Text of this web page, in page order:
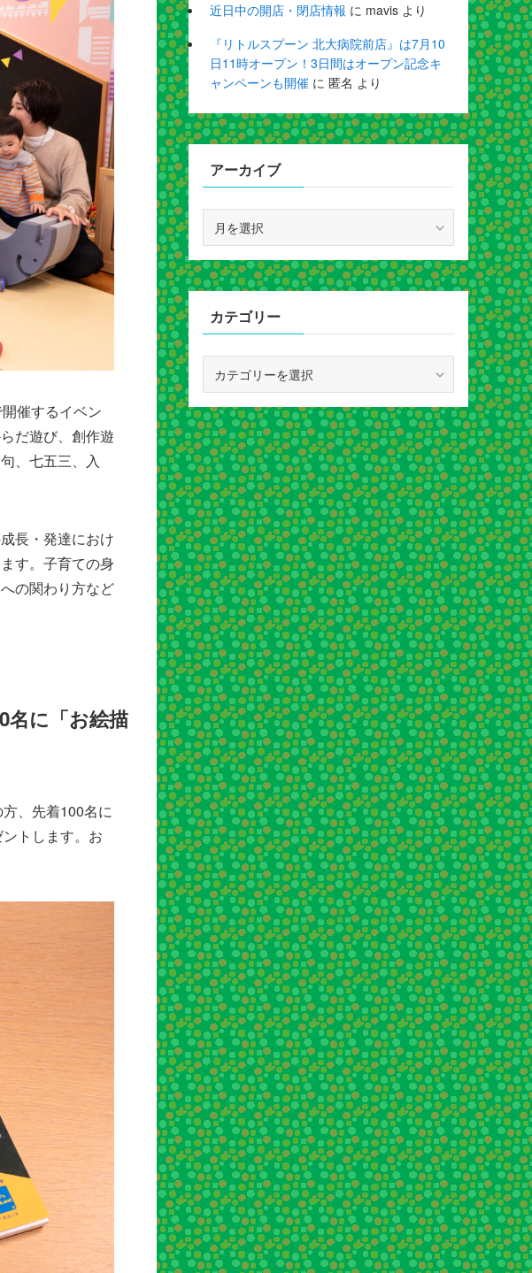
催するイベン
だ遊び、創作遊
、七五三、入
長・発達におけ
す。子育ての身
の関わり方など
名に「お絵描
、先着100名に
トします。お
近日中の開店・閉店情報 に mavis より
『リトルスプーン 北大病院前店』は7月10
日11時オープン！3日間はオープン記念キ
ャンペーンも開催 に 匿名 より
アーカイブ
カ
イ
ブ
カテゴリー
ゴ
リ
ー